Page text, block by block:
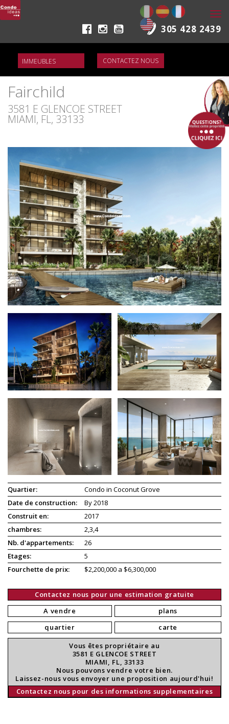
305 428 2439
CONTACTEZ NOUS
Fairchild
3581 E GLENCOE STREET
MIAMI, FL, 33133
Quartier:
Condo in Coconut Grove
Date de construction:
By 2018
Construit en:
2017
chambres:
2,3,4
Nb. d'appartements:
26
Etages:
5
Fourchette de prix:
$2,200,000 a $6,300,000
Contactez nous pour une estimation gratuite
A vendre
quartier
plans
carte
Vous êtes propriétaire au
3581 E GLENCOE STREET
MIAMI, FL, 33133
Nous pouvons vendre votre bien.
Laissez-nous vous envoyer une proposition aujourd'hui!
Contactez nous pour des informations supplementaires